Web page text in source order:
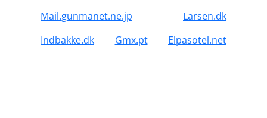
Mail.gunmanet.ne.jp
Larsen.dk
Indbakke.dk
Gmx.pt Elpasotel.net